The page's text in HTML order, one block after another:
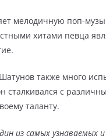
мелодичную поп-
хитами певца
также много
сталкивался с
таланту.
из самых узнаваемых и